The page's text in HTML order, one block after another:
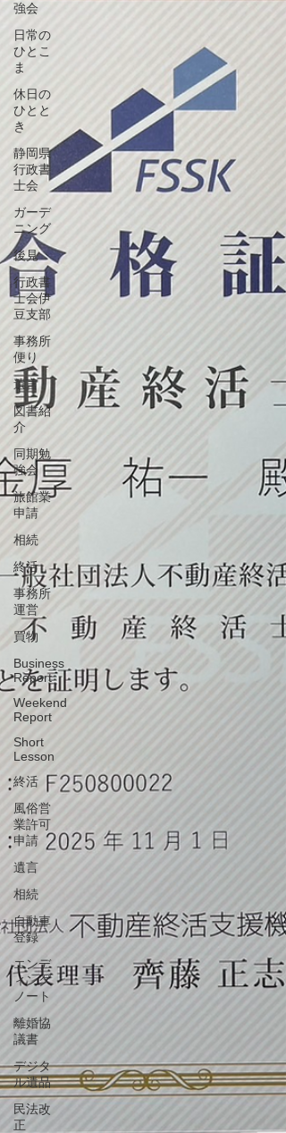
強会
日常の
ひとこ
ま
休日の
ひとと
き
静岡県
行政書
士会
ガーデ
ニング
後見
行政書
士会伊
豆支部
事務所
便り
遺言
図書紹
介
同期勉
強会
旅館業
申請
相続
終活
事務所
運営
買物
Business
Report
Weekend
Report
Short
Lesson
終活
風俗営
業許可
申請
遺言
相続
自動車
登録
エンデ
ィング
ノート
離婚協
議書
デジタ
ル遺品
民法改
正